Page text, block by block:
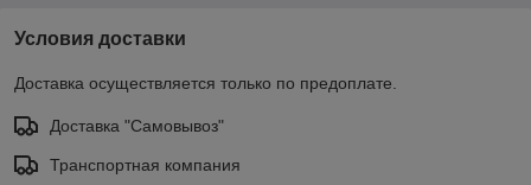
Условия доставки
Доставка осуществляется только по предоплате.
Доставка "Самовывоз"
Транспортная компания